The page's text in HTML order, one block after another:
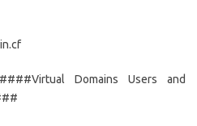
Domains Users and